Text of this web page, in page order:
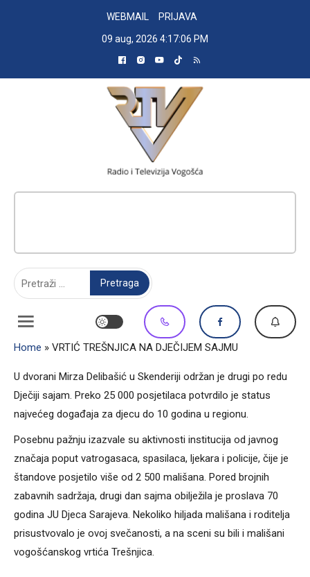
WEBMAIL
PRIJAVA
09 aug, 2026 4:17:07 PM
Home » VRTIĆ TREŠNJICA NA DJEČIJEM SAJMU
U dvorani Mirza Delibašić u Skenderiji održan je drugi po redu
Dječiji sajam. Preko 25 000 posjetilaca potvrdilo je status
najvećeg događaja za djecu do 10 godina u regionu.
Posebnu pažnju izazvale su aktivnosti institucija od javnog
značaja poput vatrogasaca, spasilaca, ljekara i policije, čije je
štandove posjetilo više od 2 500 mališana. Pored brojnih
zabavnih sadržaja, drugi dan sajma obilježila je proslava 70
godina JU Djeca Sarajeva. Nekoliko hiljada mališana i roditelja
prisustvovalo je ovoj svečanosti, a na sceni su bili i mališani
vogošćanskog vrtića Trešnjica.